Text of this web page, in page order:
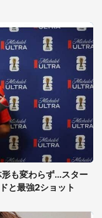
も変わらず...スター
と最強2ショット